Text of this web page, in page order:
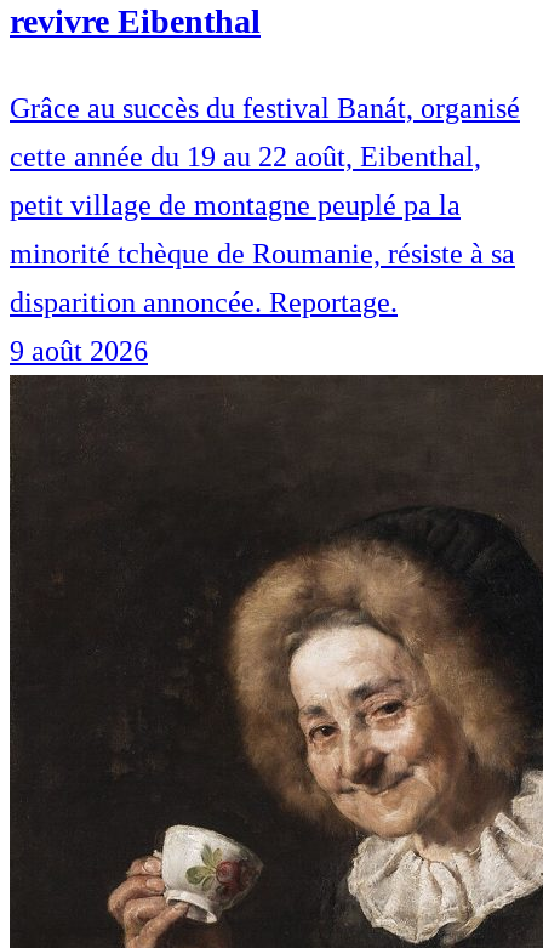
revivre Eibenthal
Grâce au succès du festival Banát, organisé
cette année du 19 au 22 août, Eibenthal,
petit village de montagne peuplé pa la
minorité tchèque de Roumanie, résiste à sa
disparition annoncée. Reportage.
9 août 2026